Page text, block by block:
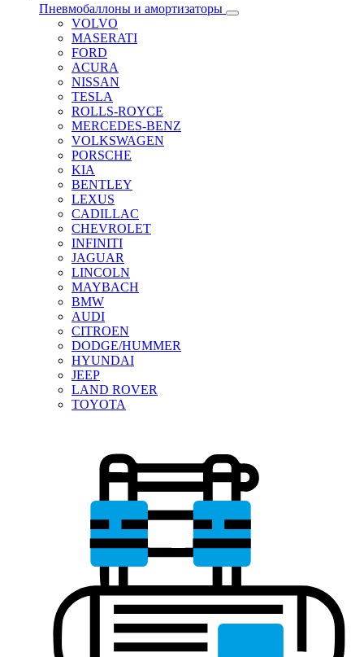
Пневмобаллоны и амортизаторы
VOLVO
MASERATI
FORD
ACURA
NISSAN
TESLA
ROLLS-ROYCE
MERCEDES-BENZ
VOLKSWAGEN
PORSCHE
KIA
BENTLEY
LEXUS
CADILLAC
CHEVROLET
INFINITI
JAGUAR
LINCOLN
MAYBACH
BMW
AUDI
CITROEN
DODGE/HUMMER
HYUNDAI
JEEP
LAND ROVER
TOYOTA